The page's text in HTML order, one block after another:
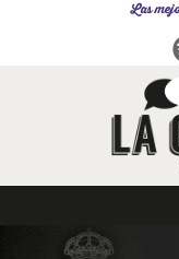
Las